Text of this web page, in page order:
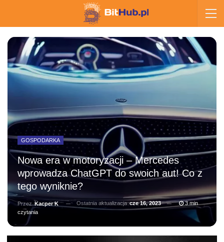
GOSPODARKA
Nowa era w motoryzacji – Mercedes
wprowadza ChatGPT do swoich aut! Co z
tego wyniknie?
PrzezKacper K Ostatnia aktualizacjacze 16, 2023
3 min
czytania